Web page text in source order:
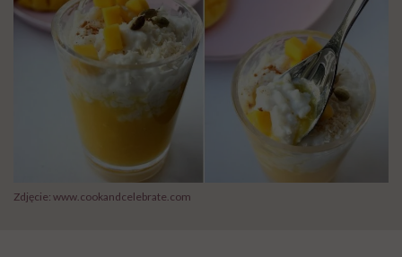
Zdjęcie: www.cookandcelebrate.com